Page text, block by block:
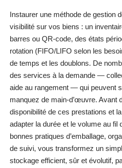
Instaurer une méthode de gestion
visibilité sur vos biens : un
barres ou QR-code, des états
rotation (FIFO/LIFO selon les
de temps et les doublons. De
des services à la demande —
aide au rangement — qui peuvent
manquez de main-d’œuvre. Avant
disponibilité de ces prestations et
adapter la durée et le volume au fil
bonnes pratiques d’emballage,
de suivi, vous transformez un
stockage efficient, sûr et évolutif,